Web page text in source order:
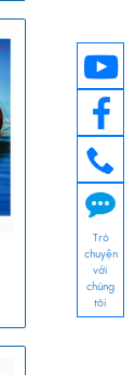
Trò
chuyện
với
chúng
tôi